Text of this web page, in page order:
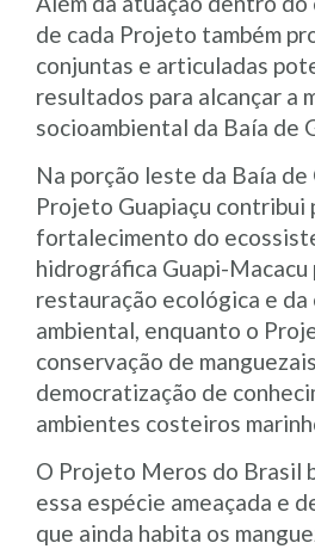
de cada Projeto também
conjuntas e articuladas
resultados para alcançar a
socioambiental da Baía de
Na porção leste da Baía de
Projeto Guapiaçu contribui
fortalecimento do
hidrográfica Guapi-Macacu
restauração ecológica e da
ambiental, enquanto o
conservação de
democratização de
ambientes costeiros
O Projeto Meros do Brasil
essa espécie ameaçada e
que ainda habita os